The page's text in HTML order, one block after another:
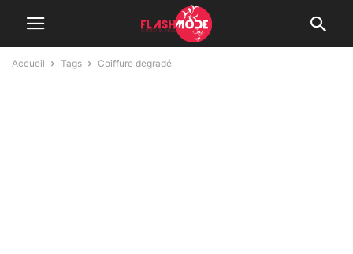
Accueil Tags Coiffure degradé